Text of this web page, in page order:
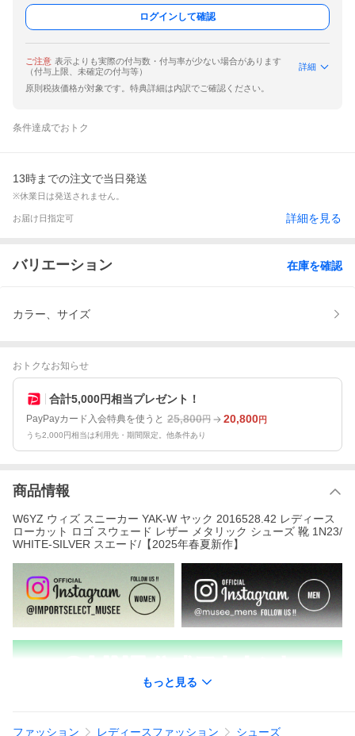
ログインして確認
ご注意 表示よりも実際の付与数・付与率が少ない場合があります
（付与上限、未確定の付与等）
詳細
原則税抜価格が対象です。特典詳細は内訳でご確認ください。
条件達成でおトク
13時までの注文で当日発送
※休業日は発送されません。
お届け日指定可 詳細を見る
バリエーション 在庫を確認
カラー、サイズ
おトクなお知らせ
合計5,000円相当プレゼント！
PayPayカード入会特典を使うと 25,800円 20,800円
うち2,000円相当は利用先・期間限定。他条件あり
商品情報
W6YZ ウィズ スニーカー YAK-W ヤック 2016528.42 レディース
ローカット ロゴ スウェード レザー メタリック シューズ 靴 1N23/
WHITE-SILVER スエード/【2025年春夏新作】
もっと見る
ファッション レディースファッション シューズ